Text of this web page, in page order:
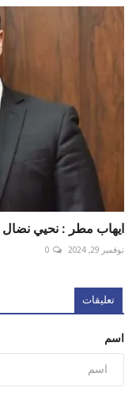
ايهاب مطر : نحيي نضال
نوفمبر 29, 2024 0
تعليقات
اسم